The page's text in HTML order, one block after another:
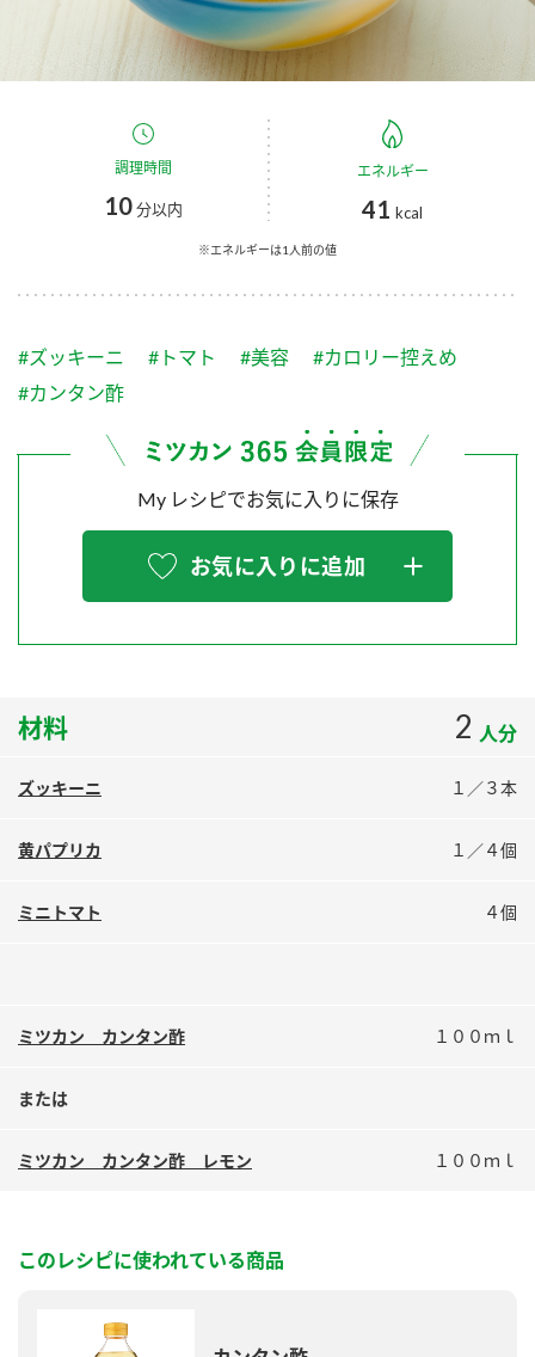
つゆ たれ
スープ
くらしプラ酢
カンタン酢
かおりの蔵
納豆のサイト
PIN印
三ツ判山吹
スペシャルサイト
お酢を知ろう！
すしラボ
ぽん酢サワー
鍋奉行マニュアル
ミツカンのCM
人気商品 ＋ おすすめレシピ
国内事業概要
ミツカングループについて
企業理念
ミツカンを知る
環境への取り組み
各部門が大切にしていること
お客様相談センター
お客様の声をいかしました
販売終了製品のご案内
よくあるご質問
地図から取り扱い店舗を探す
業務用サイト ミツカングループについて 製造所固有記号一覧
調理時間
10分以内
エネルギー
41 kcal
※エネルギーは1人前の値
#ズッキーニ #トマト #美容
#カロリー控えめ
#カンタン酢
My レシピでお気に入りに保存
お気に入りに追加
材料 2 人分
ズッキーニ １／３本
黄パプリカ １／４個
ミニトマト ４個
ミツカン カンタン酢 １００ｍｌ
または
ミツカン カンタン酢 レモン １００ｍｌ
このレシピに使われている商品